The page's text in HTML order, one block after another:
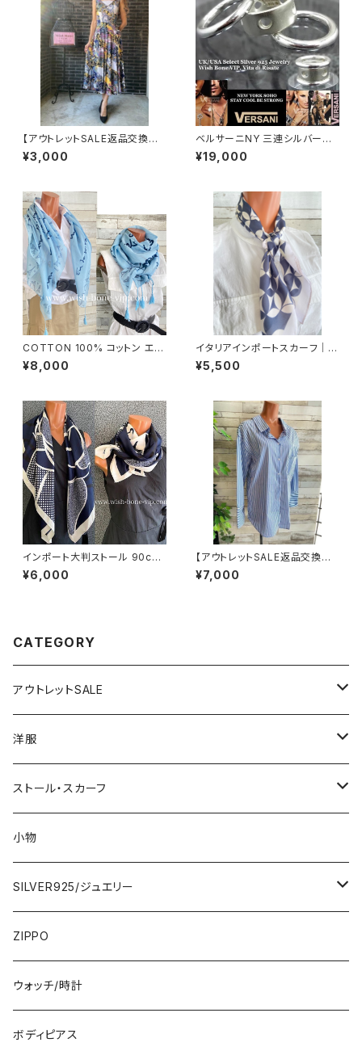
【アウトレットSALE返品交換不
可8/20まで】フランス製インポ
ート・ロング丈マキシワンピース
¥3,000
ベルサーニNY 三連シルバーリ
ング【11～16号】VERSANI NE
WYORK ホールドット｜シルバ
le Ring
¥19,000
COTTON 100% コットン エッ
フェル塔 インポート大判ストー
ル ・心地よい肌触りのスカーフ/
¥8,000
イタリアインポートスカーフ｜小
さめスカーフ ツヤスカーフ・SIL
K風 バッグスカーフ/ネイビー＆
¥5,500
インポート大判ストール 90cm
大判スクエア Silk Feeling お
しゃれなツヤスカーフ/ネイビー
¥6,000
【アウトレットSALE返品交換不
可8/20まで】フランスインポー
ト・BIGシャツ｜ピンストライプ
¥7,000
CATEGORY
アウトレットSALE
1000円
2000円
3000円
5000円
7000円
洋服
インポートワンピース
ロング・マキシ
ひざ・ミディ
トップス・カーディガン・アウター
カーディガン
イタリア製ジャケット
スカート・パンツ
ストール・スカーフ
大判ストール・ロングスカーフ
小さめスカーフ
コットンストール・スカーフ
冬物・マフラー
小物
SILVER925/ジュエリー
指輪・リング
ネックレス・ペンダントトップ
ピアス・イヤリング
ZIPPO
ウォッチ/時計
ボディピアス